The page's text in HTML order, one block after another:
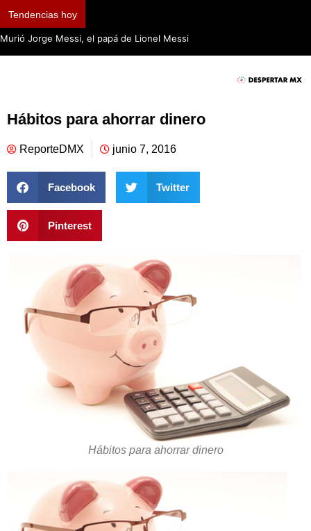
Tendencias hoy
Murió Jorge Messi, el papá de Lionel Messi
Hábitos para ahorrar dinero
ReporteDMX junio 7, 2016
Facebook Twitter
Pinterest
Hábitos para ahorrar dinero